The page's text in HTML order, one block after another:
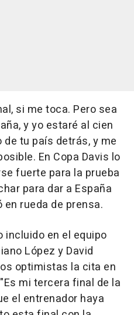
si me toca. Pero sea
y yo estaré al cien
tu país detrás, y me
En Copa Davis lo
fuerte para la prueba
para dar a España
rueda de prensa.
incluido en el equipo
López y David
optimistas la cita en
mi tercera final de la
el entrenador haya